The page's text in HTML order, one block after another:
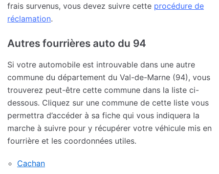
frais survenus, vous devez suivre cette procédure de
réclamation.
Autres fourrières auto du 94
Si votre automobile est introuvable dans une autre
commune du département du Val-de-Marne (94), vous
trouverez peut-être cette commune dans la liste ci-
dessous. Cliquez sur une commune de cette liste vous
permettra d’accéder à sa fiche qui vous indiquera la
marche à suivre pour y récupérer votre véhicule mis en
fourrière et les coordonnées utiles.
Cachan